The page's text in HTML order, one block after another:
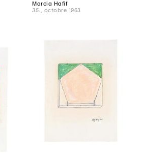
Marcia Hafif
35.
, octobre 1963